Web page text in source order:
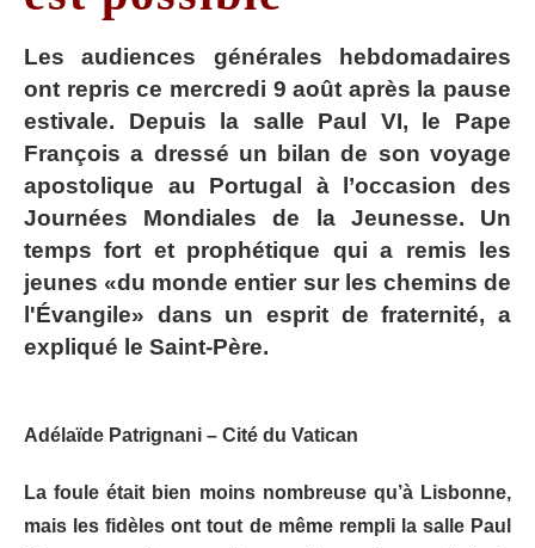
Les audiences générales hebdomadaires
ont repris ce mercredi 9 août après la pause
estivale. Depuis la salle Paul VI, le Pape
François a dressé un bilan de son voyage
apostolique au Portugal à l’occasion des
Journées Mondiales de la Jeunesse. Un
temps fort et prophétique qui a remis les
jeunes «du monde entier sur les chemins de
l'Évangile» dans un esprit de fraternité, a
expliqué le Saint-Père.
Adélaïde Patrignani – Cité du Vatican
La foule était bien moins nombreuse qu’à Lisbonne,
mais les fidèles ont tout de même rempli la salle Paul